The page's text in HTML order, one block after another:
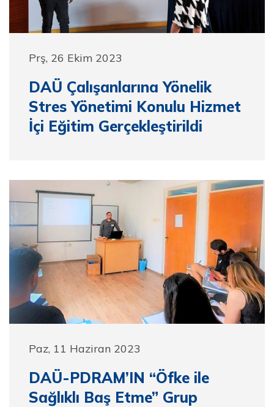
Prş, 26 Ekim 2023
DAÜ Çalışanlarına Yönelik
Stres Yönetimi Konulu Hizmet
İçi Eğitim Gerçekleştirildi
Paz, 11 Haziran 2023
DAÜ-PDRAM’IN “Öfke ile
Sağlıklı Baş Etme” Grup